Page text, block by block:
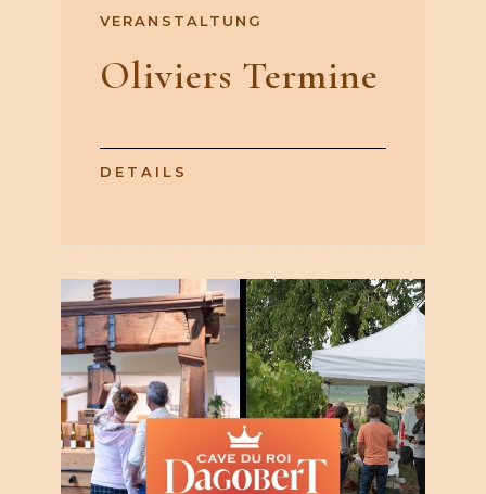
VERANSTALTUNG
Oliviers Termine
DETAILS